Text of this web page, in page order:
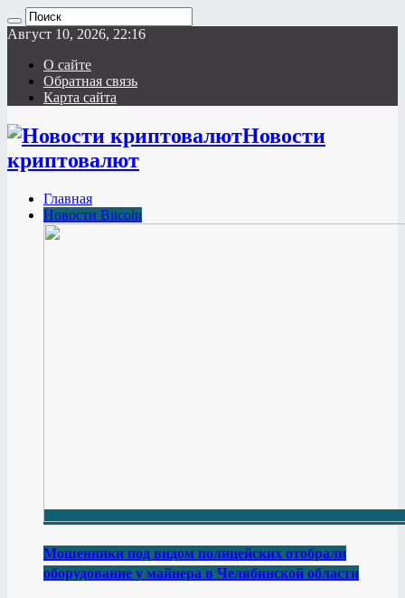
Август 10, 2026, 22:16
О сайте
Обратная связь
Карта сайта
Новости
криптовалют
Главная
Новости Bitcoin
Мошенники под видом полицейских отобрали
оборудование у майнера в Челябинской области